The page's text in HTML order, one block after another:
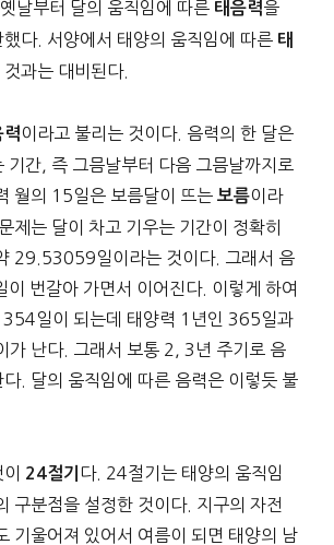
날부터 달의 움직임에 따른 태음력을
다. 서양에서 태양의 움직임에 따른 태
과는 대비된다.
력 이라고 불리는 것이다. 음력의 한 달은
기간, 즉 그믐날부터 다음 그믐날까지로
월의 15일은 보름달이 뜨는 보름이라
제는 달이 차고 기우는 기간이 정확히
29.53059일이라는 것이다. 그래서 음
번갈아 가면서 이어진다. 이렇게 하여
354일이 되는데 태양력 1년인 365일과
가 난다. 그래서 보통 2, 3년 주기로 음
. 달의 움직임에 따른 음력은 이렇듯 불
24절기 다. 24절기는 태양의 움직임
구분점을 설정한 것이다. 지구의 자전
기울어져 있어서 여름이 되면 태양의 남